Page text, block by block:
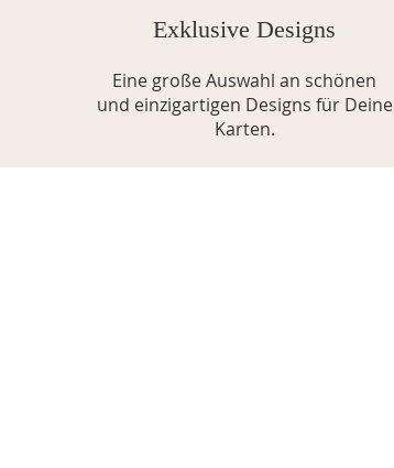
Exklusive Designs
Eine große Auswahl an schönen
und einzigartigen Designs für Deine
Karten.